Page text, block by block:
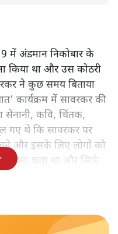
में अंडमान निकोबार के
किया था और उस कोठरी
ने कुछ समय बिताया
कार्यक्रम में सावरकर की
सेनानी, कवि, चिंतक,
गए थे कि सावरकर पर
और इसके लिए लोगों को
चला था और सिर्फ़